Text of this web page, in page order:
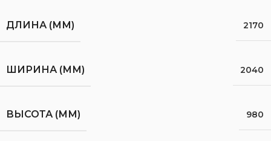
ДЛИНА (ММ) 2170
ШИРИНА (ММ) 2040
ВЫСОТА (ММ) 980